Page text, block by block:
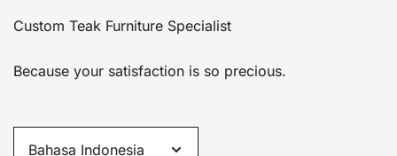
Custom Teak Furniture Specialist
Because your satisfaction is so precious.